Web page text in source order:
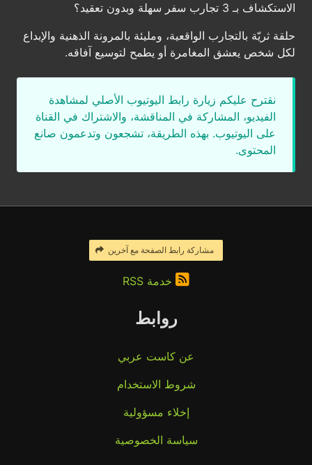
الاستكشاف بـ 3 تجارب سفر سهلة وبدون تعقيد؟
حلقة ثريّة بالتجارب الواقعية، ومليئة بالمرونة الذهنية والإبداع
لكل شخص يعشق المغامرة أو يطمح لتوسيع آفاقه.
نقترح عليكم زيارة رابط اليوتيوب الأصلي لمشاهدة
الفيديو، المشاركة في المناقشة، والاشتراك في القناة
على اليوتيوب. بهذه الطريقة، تشجعون وتدعمون صانع
المحتوى.
مشاركة رابط الصفحة مع آخرين
خدمة RSS
روابط
عن كاست عربي
شروط الاستخدام
إخلاء مسؤولية
سياسة الخصوصية